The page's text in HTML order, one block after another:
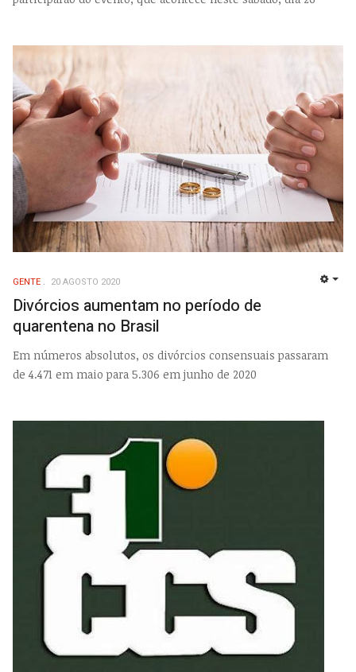
GENTE 20 AGOSTO 2020
Divórcios aumentam no período de
quarentena no Brasil
Em números absolutos, os divórcios consensuais passaram
de 4.471 em maio para 5.306 em junho de 2020